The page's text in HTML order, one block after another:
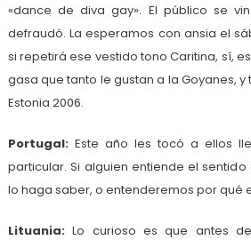
«dance de diva gay». El público se
defraudó. La esperamos con ansia el
si repetirá ese vestido tono Caritina, sí,
gasa que tanto le gustan a la Goyanes,
Estonia 2006.
Portugal:Este año les tocó a ellos
particular. Si alguien entiende el
lo haga saber, o entenderemos por qué
Lituania:Lo curioso es que antes